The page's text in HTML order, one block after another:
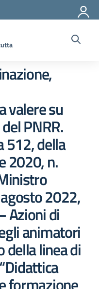
valere su
PNRR.
512, della
2020, n.
2022,
Azioni di
animatori
della linea di